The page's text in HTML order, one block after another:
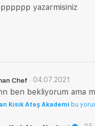
yazarmisiniz
Chef · 04.07.2021
ben bekliyorum ama
Kısık Ateş Akademi bu